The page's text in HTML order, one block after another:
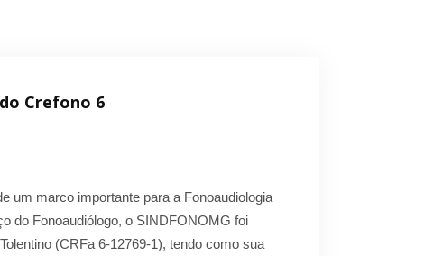
Crefono 6
um marco importante para a Fonoaudiologia
do Fonoaudiólogo, o SINDFONOMG foi
(CRFa 6-12769-1), tendo como sua